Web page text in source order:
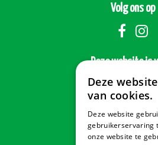
Volg ons op
Deze website is
Veilig
Deze
van cookies.
Deze website
gebruikerservaring
onze website te